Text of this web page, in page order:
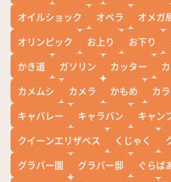
オイルショック
オペラ オメガ
オリンピック
お上り お下り
かき道
ガソリン カッター
カメムシ
カメラ かもめ カ
キャバレー
キャラバン キャン
クイーンエリザベス
くじゃく
グラバー園
グラバー邸 ぐらば